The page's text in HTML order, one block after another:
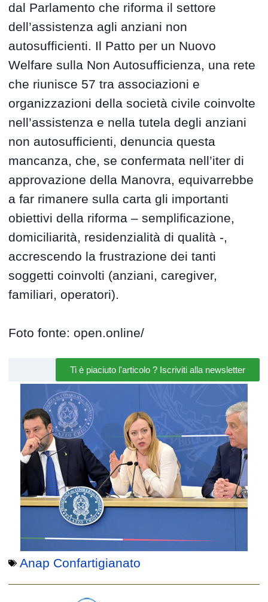
dal Parlamento che riforma il settore
dell’assistenza agli anziani non
autosufficienti. Il Patto per un Nuovo
Welfare sulla Non Autosufficienza, una rete
che riunisce 57 tra associazioni e
organizzazioni della società civile coinvolte
nell’assistenza e nella tutela degli anziani
non autosufficienti, denuncia questa
mancanza, che, se confermata nell’iter di
approvazione della Manovra, equivarrebbe
a far rimanere sulla carta gli importanti
obiettivi della riforma – semplificazione,
domiciliarità, residenzialità di qualità -,
accrescendo la frustrazione dei tanti
soggetti coinvolti (anziani, caregiver,
familiari, operatori).
Foto fonte: open.online/
Ti è piaciuto l'articolo ? Iscriviti alla newsletter
Anap Confartigianato